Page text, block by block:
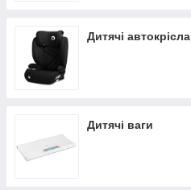
Дитячі автокрісла
Дитячі ваги